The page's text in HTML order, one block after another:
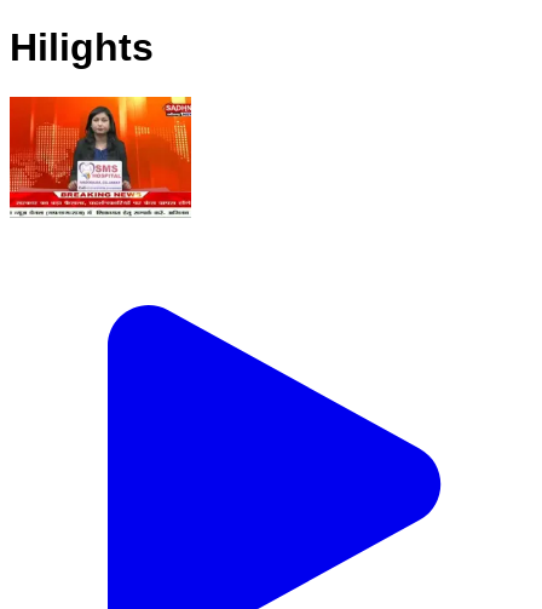
Hilights